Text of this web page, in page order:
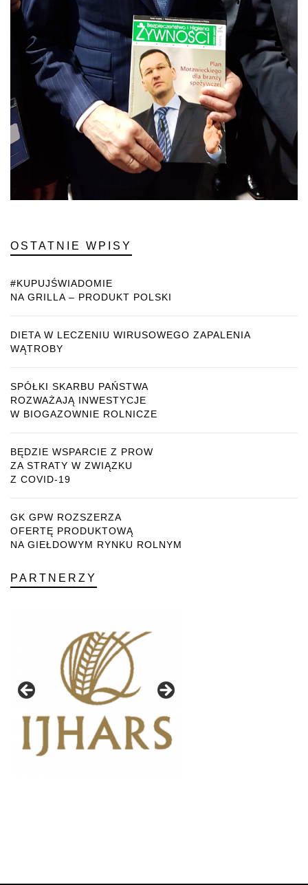
OSTATNIE WPISY
#KUPUJŚWIADOMIE
NA GRILLA – PRODUKT POLSKI
DIETA W LECZENIU WIRUSOWEGO ZAPALENIA
WĄTROBY
SPÓŁKI SKARBU PAŃSTWA
ROZWAŻAJĄ INWESTYCJE
W BIOGAZOWNIE ROLNICZE
BĘDZIE WSPARCIE Z PROW
ZA STRATY W ZWIĄZKU
Z COVID-19
GK GPW ROZSZERZA
OFERTĘ PRODUKTOWĄ
NA GIEŁDOWYM RYNKU ROLNYM
PARTNERZY